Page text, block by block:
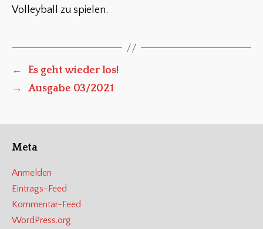
Volleyball zu spielen.
←
Es geht wieder los!
→
Ausgabe 03/2021
Meta
Anmelden
Eintrags-Feed
Kommentar-Feed
WordPress.org